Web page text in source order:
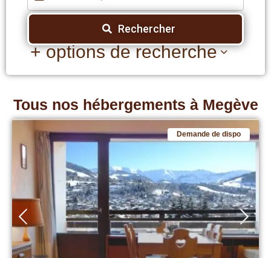
Rechercher
+ options de recherche
Tous nos hébergements à Megève
Demande de dispo